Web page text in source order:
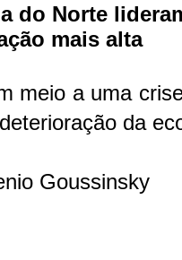
do Norte
mais alta
meio a uma
da
Goussinsky